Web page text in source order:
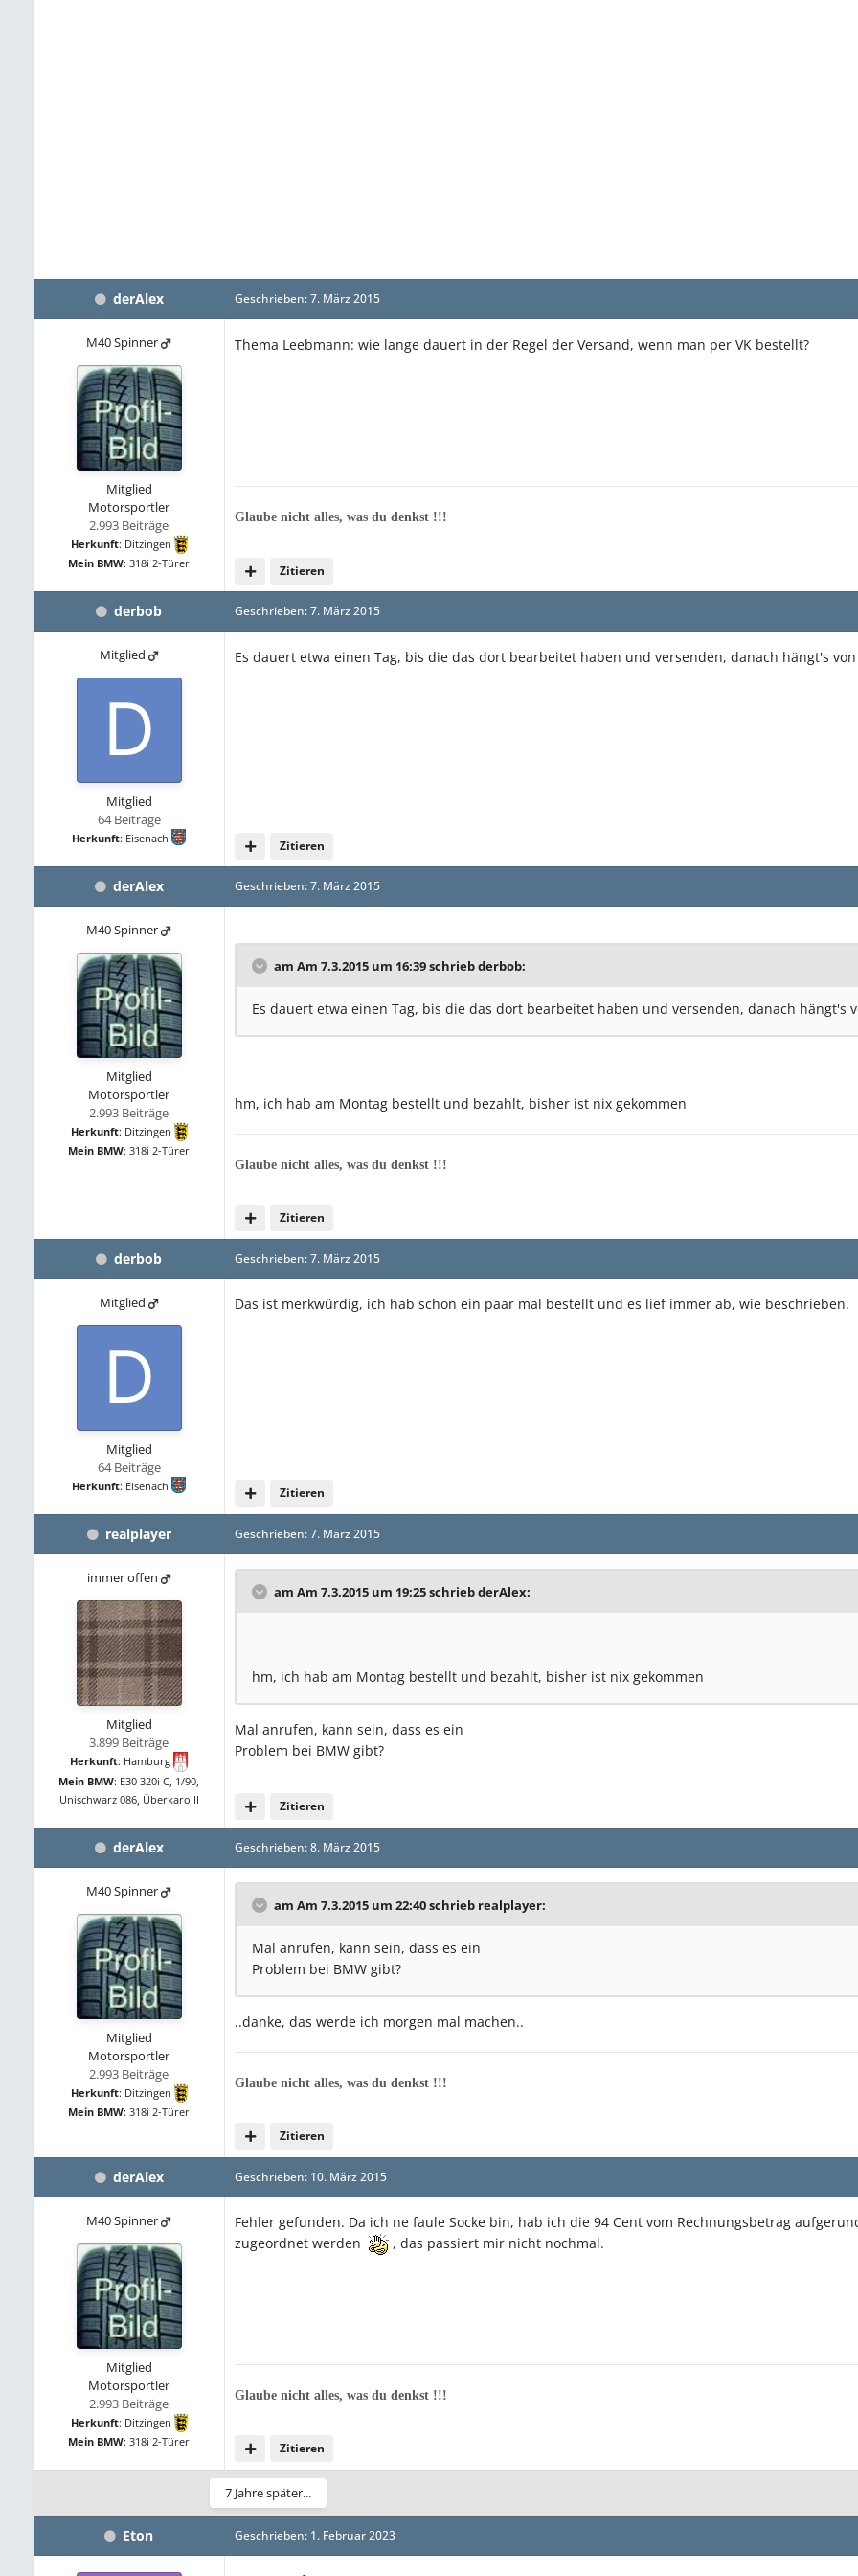
derAlex
M40 Spinner
Mitglied
Motorsportler
2.993 Beiträge
Herkunft: Ditzingen
Mein BMW: 318i 2-Türer
Geschrieben:7. März 2015
Thema Leebmann: wie lange dauert in der Regel der Versand, wenn man per VK bestellt?
Zitieren
Glaube nicht alles, was du denkst !!!
derbob
Mitglied
Mitglied
64 Beiträge
Herkunft: Eisenach
Geschrieben:7. März 2015
Es dauert etwa einen Tag, bis die das dort bearbeitet haben und versenden, danach hängt's
Zitieren
derAlex
M40 Spinner
Mitglied
Motorsportler
2.993 Beiträge
Herkunft: Ditzingen
Mein BMW: 318i 2-Türer
Geschrieben:7. März 2015
am Am 7.3.2015 um 16:39 schrieb derbob:
Es dauert etwa einen Tag, bis die das dort bearbeitet haben und versenden, danach hängt's
hm, ich hab am Montag bestellt und bezahlt, bisher ist nix gekommen
Zitieren
Glaube nicht alles, was du denkst !!!
derbob
Mitglied
Mitglied
64 Beiträge
Herkunft: Eisenach
Geschrieben:7. März 2015
Das ist merkwürdig, ich hab schon ein paar mal bestellt und es lief immer ab, wie beschrieben.
Zitieren
realplayer
immer offen
Mitglied
3.899 Beiträge
Herkunft: Hamburg
Mein BMW: E30 320i C, 1/90,
Unischwarz 086, Überkaro II
Geschrieben:7. März 2015
am Am 7.3.2015 um 19:25 schrieb derAlex:
hm, ich hab am Montag bestellt und bezahlt, bisher ist nix gekommen
Mal anrufen, kann sein, dass es ein
Problem bei BMW gibt?
Zitieren
derAlex
M40 Spinner
Mitglied
Motorsportler
2.993 Beiträge
Herkunft: Ditzingen
Mein BMW: 318i 2-Türer
Geschrieben:8. März 2015
am Am 7.3.2015 um 22:40 schrieb realplayer:
Mal anrufen, kann sein, dass es ein
Problem bei BMW gibt?
..danke, das werde ich morgen mal machen..
Zitieren
Glaube nicht alles, was du denkst !!!
derAlex
M40 Spinner
Mitglied
Motorsportler
2.993 Beiträge
Herkunft: Ditzingen
Mein BMW: 318i 2-Türer
Geschrieben: 10. März 2015
Fehler gefunden. Da ich ne faule Socke bin, hab ich die 94 Cent vom Rechnungsbetrag
zugeordnet werden
, das passiert mir nicht nochmal.
Zitieren
Glaube nicht alles, was du denkst !!!
7 Jahre später...
Eton Geschrieben: 1. Februar 2023